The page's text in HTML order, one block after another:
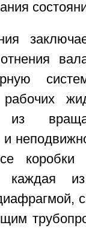
из
коробки
каждая